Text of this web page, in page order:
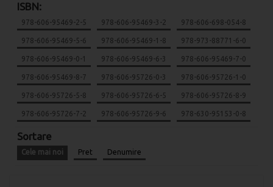
ISBN:
978-606-95469-2-5 978-606-95469-3-2 978-606-698-054-8
978-606-95469-5-6 978-606-95469-1-8 978-973-88771-6-0
978-606-95469-0-1 978-606-95469-6-3 978-606-95469-7-0
978-606-95469-8-7 978-606-95726-0-3 978-606-95726-1-0
978-606-95726-5-8 978-606-95726-6-5 978-606-95726-8-9
978-606-95726-7-2 978-606-95726-9-6 978-630-95153-0-8
Sortare
Cele mai noi Pret Denumire